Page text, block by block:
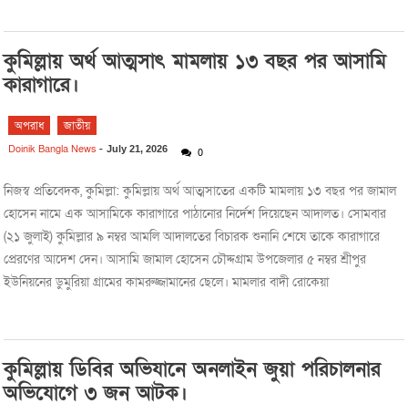
কুমিল্লায় অর্থ আত্মসাৎ মামলায় ১৩ বছর পর আসামি
কারাগারে।
অপরাধ জাতীয়
Doinik Bangla News -July 21, 2026 0
নিজস্ব প্রতিবেদক, কুমিল্লা: কুমিল্লায় অর্থ আত্মসাতের একটি মামলায় ১৩ বছর পর জামাল
হোসেন নামে এক আসামিকে কারাগারে পাঠানোর নির্দেশ দিয়েছেন আদালত। সোমবার
(২১ জুলাই) কুমিল্লার ৯ নম্বর আমলি আদালতের বিচারক শুনানি শেষে তাকে কারাগারে
প্রেরণের আদেশ দেন। আসামি জামাল হোসেন চৌদ্দগ্রাম উপজেলার ৫ নম্বর শ্রীপুর
ইউনিয়নের ডুমুরিয়া গ্রামের কামরুজ্জামানের ছেলে। মামলার বাদী রোকেয়া
কুমিল্লায় ডিবির অভিযানে অনলাইন জুয়া পরিচালনার
অভিযোগে ৩ জন আটক।